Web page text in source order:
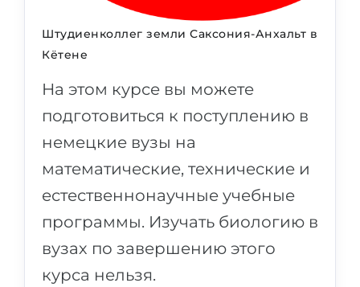
Штудиенколлег земли Саксония-Анхальт в
Кётене
На этом курсе вы можете
подготовиться к поступлению в
немецкие вузы на
математические, технические и
естественнонаучные учебные
программы. Изучать биологию в
вузах по завершению этого
курса нельзя.